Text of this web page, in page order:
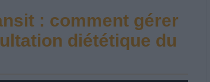
: comment gérer
diététique du